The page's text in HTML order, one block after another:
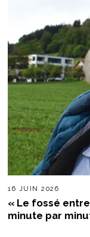
16 JUIN 2026
« Le fossé
minute par